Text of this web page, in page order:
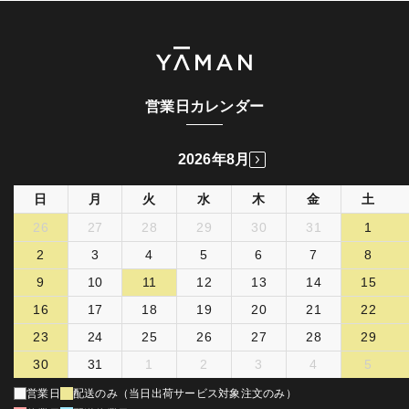
営業日カレンダー
2026年8月
日 月 火 水 木 金
土
26
27 28 29 30 31
1
2
3 4 5 6 7
8
9
10 11 12 13 14
15
16
17 18 19 20 21
22
23
24 25 26 27 28
29
30
31 1 2 3 4 5
営業日
配送のみ（当日出荷サービス対象注文のみ）